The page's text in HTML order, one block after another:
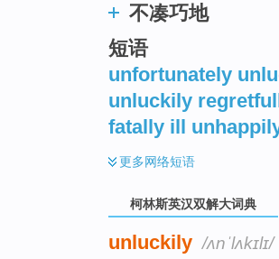
不凑巧地
短语
unfortunately
unluckily
fatally ill
更多网络短语
柯林斯英汉双解大词典
unluckily /ʌnˈlʌkɪlɪ/